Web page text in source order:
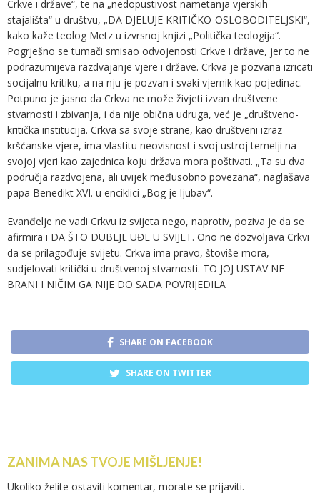
Crkve i države“, te na „nedopustivost nametanja vjerskih
stajališta“ u društvu, „DA DJELUJE KRITIČKO-OSLOBODITELJSKI“,
kako kaže teolog Metz u izvrsnoj knjizi „Politička teologija“.
Pogrješno se tumači smisao odvojenosti Crkve i države, jer to ne
podrazumijeva razdvajanje vjere i države. Crkva je pozvana izricati
socijalnu kritiku, a na nju je pozvan i svaki vjernik kao pojedinac.
Potpuno je jasno da Crkva ne može živjeti izvan društvene
stvarnosti i zbivanja, i da nije obična udruga, već je „društveno-
kritička institucija. Crkva sa svoje strane, kao društveni izraz
kršćanske vjere, ima vlastitu neovisnost i svoj ustroj temelji na
svojoj vjeri kao zajednica koju država mora poštivati. „Ta su dva
područja razdvojena, ali uvijek međusobno povezana“, naglašava
papa Benedikt XVI. u enciklici „Bog je ljubav“.
Evanđelje ne vadi Crkvu iz svijeta nego, naprotiv, poziva je da se
afirmira i DA ŠTO DUBLJE UĐE U SVIJET. Ono ne dozvoljava Crkvi
da se prilagođuje svijetu. Crkva ima pravo, štoviše mora,
sudjelovati kritički u društvenoj stvarnosti. TO JOJ USTAV NE
BRANI I NIČIM GA NIJE DO SADA POVRIJEDILA
SHARE ON FACEBOOK
SHARE ON TWITTER
ZANIMA NAS TVOJE MIŠLJENJE!
Ukoliko želite ostaviti komentar, morate se prijaviti.